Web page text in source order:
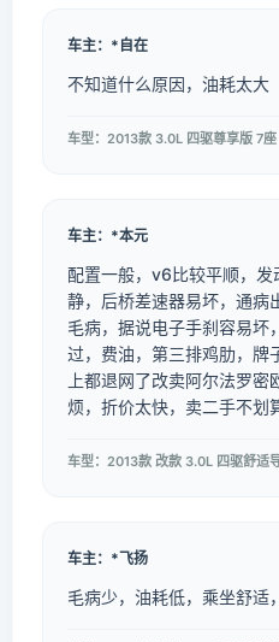
车主：*自在
不知道什么原因，油耗太大
车型：2013款 3.0L 四驱尊享版 7
车主：*本元
配置一般，v6比较平顺，发
静，后桥差速器易坏，通病
毛病，据说电子手刹容易坏
过，费油，第三排鸡肋，牌
上都退网了改卖阿尔法罗
烦，折价太快，卖二手不划
车型：2013款 改款 3.0L 四驱舒适
车主：*飞扬
毛病少，油耗低，乘坐舒适